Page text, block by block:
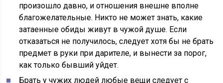
произошло давно, и отношения внешне вполне
благожелательные. Никто не может знать, какие
затаенные обиды живут в чужой душе. Если
отказаться не получилось, следует хотя бы не брать
предмет в руки при дарителе, и вынести за порог,
как только бывший уйдет.
Брать у чужих людей любые вещи следует с